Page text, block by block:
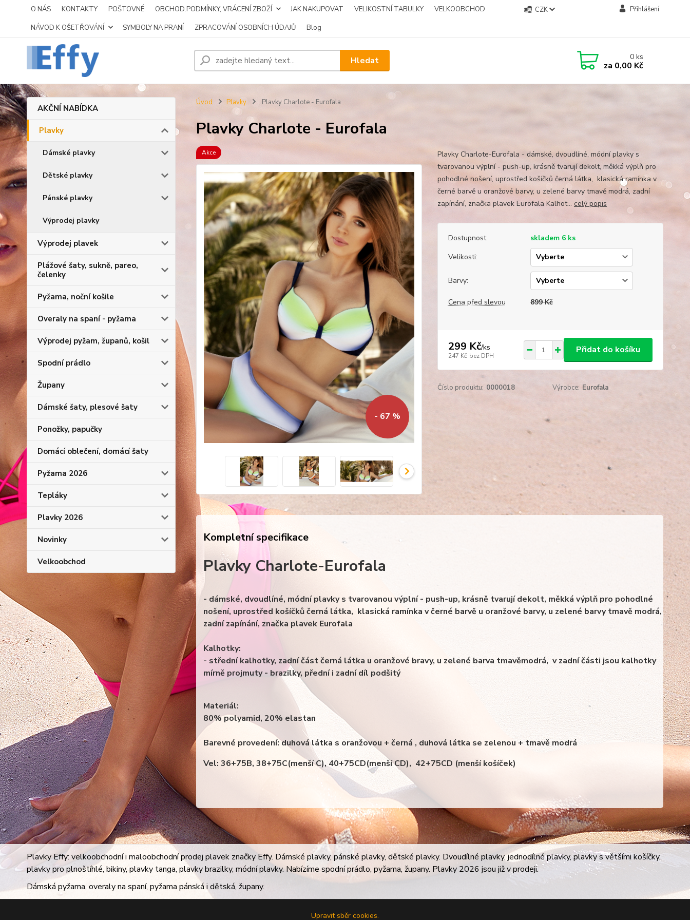
O NÁS KONTAKTY POŠTOVNÉ OBCHOD.PODMÍNKY, VRÁCENÍ ZBOŽÍ JAK NAKUPOVAT VELIKOSTNÍ TABULKY
VELKOOBCHOD
NÁVOD K OŠETŘOVÁNÍ
SYMBOLY NA PRANÍ ZPRACOVÁNÍ OSOBNÍCH ÚDAJŮ Blog
CZK Přihlášení
Hledat 0ks
za 0,00 Kč
AKČNÍ NABÍDKA
Plavky
Dámské plavky
Dětské plavky
Pánské plavky
Výprodej plavky
Výprodej plavek
Plážové šaty, sukně, pareo,
čelenky
Pyžama, noční košile
Overaly na spaní - pyžama
Výprodej pyžam, županů, košil
Spodní prádlo
Župany
Dámské šaty, plesové šaty
Ponožky, papučky
Domácí oblečení, domácí šaty
Pyžama 2026
Tepláky
Plavky 2026
Novinky
Velkoobchod
Úvod Plavky Plavky Charlote - Eurofala
Plavky Charlote - Eurofala
Akce
- 67 %
Plavky Charlote-Eurofala - dámské, dvoudlíné, módní plavky s
tvarovanou výplní - push-up, krásně tvarují dekolt, měkká výplň pro
pohodlné nošení, uprostřed košíčků černá látka, klasická ramínka v
černé barvě u oranžové barvy, u zelené barvy tmavě modrá, zadní
zapínání, značka plavek Eurofala Kalhot... celý popis
Dostupnost
skladem 6 ks
Velikosti:
Barvy:
Cena před slevou 899 Kč
299 Kč/ks
247 Kč bez DPH
Přidat do košíku
Číslo produktu: 0000018 Výrobce: Eurofala
Kompletní specifikace
Plavky Charlote-Eurofala
- dámské, dvoudlíné, módní plavky s tvarovanou výplní - push-up, krásně tvarují dekolt, měkká výplň pro pohodlné
nošení, uprostřed košíčků černá látka, klasická ramínka v černé barvě u oranžové barvy, u zelené barvy tmavě modrá,
zadní zapínání, značka plavek Eurofala
Kalhotky:
- střední kalhotky, zadní část černá látka u oranžové bravy, u zelené barva tmavěmodrá, v zadní části jsou kalhotky
mírně projmuty - brazilky, přední i zadní díl podšitý
Materiál:
80% polyamid, 20% elastan
Barevné provedení: duhová látka s oranžovou + černá , duhová látka se zelenou + tmavě modrá
Vel: 36+75B, 38+75C(menší C), 40+75CD(menší CD), 42+75CD (menší košíček)
Plavky Effy: velkoobchodní i maloobchodní prodej plavek značky Effy. Dámské plavky, pánské plavky, dětské plavky. Dvoudílné plavky, jednodílné plavky, plavky s většími košíčky,
plavky pro plnoštíhlé, bikiny, plavky tanga, plavky brazilky, módní plavky. Nabízíme spodní prádlo, pyžama, župany. Plavky 2026 jsou již v prodeji.
Dámská pyžama, overaly na spaní, pyžama pánská i dětská, župany.
Upravit sběr cookies.